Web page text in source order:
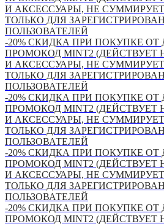
И АКСЕССУАРЫ, НЕ
ТОЛЬКО ДЛЯ
ПОЛЬЗОВАТЕЛЕЙ
-20% СКИДКА ПРИ ПОКУПКЕ
ПРОМОКОД MINT2 (ДЕЙСТВУЕТ
И АКСЕССУАРЫ, НЕ
ТОЛЬКО ДЛЯ
ПОЛЬЗОВАТЕЛЕЙ
-20% СКИДКА ПРИ ПОКУПКЕ
ПРОМОКОД MINT2 (ДЕЙСТВУЕТ
И АКСЕССУАРЫ, НЕ
ТОЛЬКО ДЛЯ
ПОЛЬЗОВАТЕЛЕЙ
-20% СКИДКА ПРИ ПОКУПКЕ
ПРОМОКОД MINT2 (ДЕЙСТВУЕТ
И АКСЕССУАРЫ, НЕ
ТОЛЬКО ДЛЯ
ПОЛЬЗОВАТЕЛЕЙ
-20% СКИДКА ПРИ ПОКУПКЕ
ПРОМОКОД MINT2 (ДЕЙСТВУЕТ